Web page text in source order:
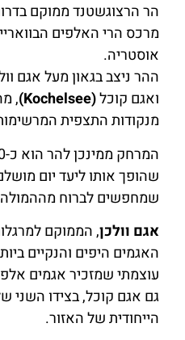
הר הרצוגשטנד ממוקם
מרכס הרי האלפים
אוסטריה.
ההר ניצב בגאון מעל אגם
ואגם קוכל(Kochelsee)
,
מנקודות התצפית
שהופך אותו ליעד יום
שמחפשים לברוח
אגם וולכן, הממוקם
האגמים היפים והנקיים
עוצמתי שמזכיר אגמים
גם אגם קוכל, בצידו השני
הייחודית של האזור.